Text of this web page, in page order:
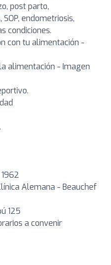
post parto,
endometriosis,
condiciones.
con tu alimentación -
alimentación - Imagen
Alemana - Beauchef
125
a convenir